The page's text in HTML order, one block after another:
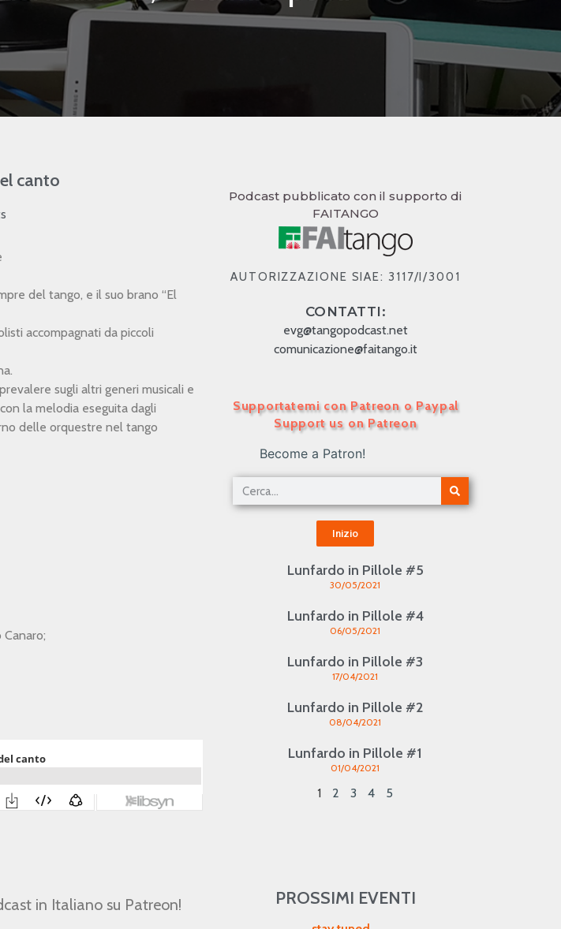
canto
del tango, e il suo brano “El
accompagnati da piccoli
sugli altri generi musicali e
la melodia eseguita dagli
delle orquestre nel tango
in Italiano su Patreon!
Podcast pubblicato con il supporto di
FAITANGO
AUTORIZZAZIONE SIAE: 3117/I/3001
CONTATTI:
evg@tangopodcast.net
comunicazione@faitango.it
Supportatemi con Patreon o Paypal
Support us on Patreon
Become a Patron!
Inizio
Lunfardo in Pillole #5
30/05/2021
Lunfardo in Pillole #4
06/05/2021
Lunfardo in Pillole #3
17/04/2021
Lunfardo in Pillole #2
08/04/2021
Lunfardo in Pillole #1
01/04/2021
1 2 3 4 5
PROSSIMI EVENTI